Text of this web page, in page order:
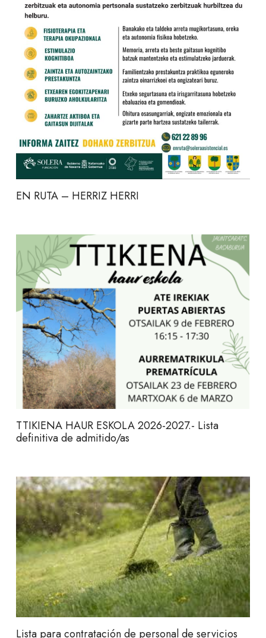
EN RUTA – HERRIZ HERRI
TTIKIENA HAUR ESKOLA 2026-2027.- Lista
definitiva de admitido/as
Lista para contratación de personal de servicios